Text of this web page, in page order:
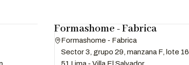
Formashome - Fabrica
Formashome - Fabrica
Sector 3, grupo 29, manzana F, lote 16